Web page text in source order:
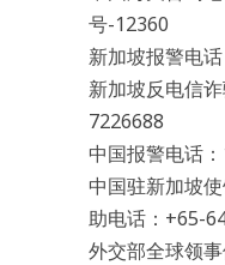
号-12360
新加坡报警电
新加坡反电信
7226688
中国报警电话
中国驻新加坡
助电话：+65-
外交部全球领